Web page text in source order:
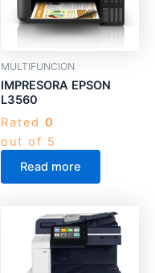
MULTIFUNCION
IMPRESORA EPSON
L3560
Rated 0
out of 5
Read more